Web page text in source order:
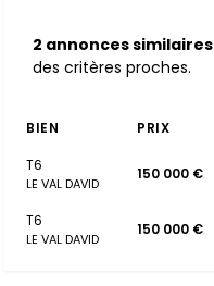
2 annonces similaires
des critères proches.
BIEN PRIX
T6
LE VAL DAVID
150 000 €
T6
LE VAL DAVID
150 000 €